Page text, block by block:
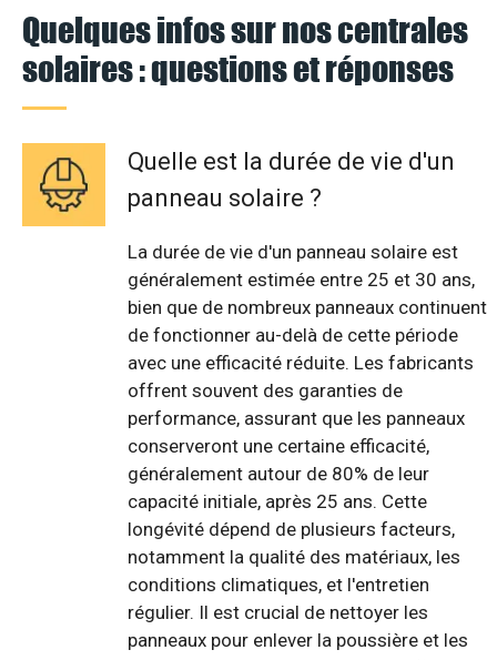
Quelques infos sur nos centrales
solaires : questions et réponses
Quelle est la durée de vie d'un
panneau solaire ?
La durée de vie d'un panneau solaire est
généralement estimée entre 25 et 30 ans,
bien que de nombreux panneaux continuent
de fonctionner au-delà de cette période
avec une efficacité réduite. Les fabricants
offrent souvent des garanties de
performance, assurant que les panneaux
conserveront une certaine efficacité,
généralement autour de 80% de leur
capacité initiale, après 25 ans. Cette
longévité dépend de plusieurs facteurs,
notamment la qualité des matériaux, les
conditions climatiques, et l'entretien
régulier. Il est crucial de nettoyer les
panneaux pour enlever la poussière et les